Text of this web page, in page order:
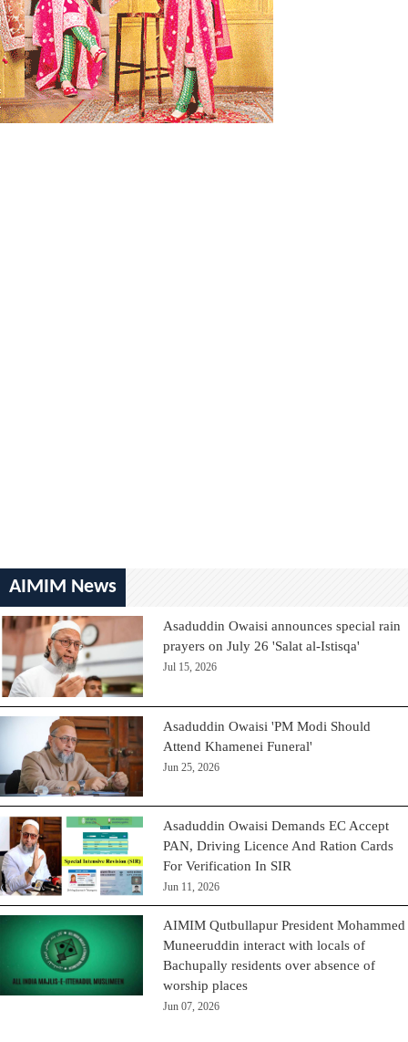
AIMIM News
Asaduddin Owaisi announces special rain
prayers on July 26 'Salat al-Istisqa'
Jul 15, 2026
Asaduddin Owaisi 'PM Modi Should
Attend Khamenei Funeral'
Jun 25, 2026
Asaduddin Owaisi Demands EC Accept
PAN, Driving Licence And Ration Cards
For Verification In SIR
Jun 11, 2026
AIMIM Qutbullapur President Mohammed
Muneeruddin interact with locals of
Bachupally residents over absence of
worship places
Jun 07, 2026